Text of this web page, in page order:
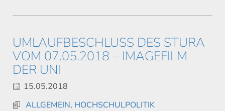
UMLAUFBESCHLUSS DES STURA
VOM 07.05.2018 – IMAGEFILM
DER UNI
15.05.2018
ALLGEMEIN, HOCHSCHULPOLITIK